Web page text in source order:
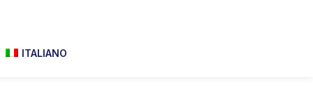
ITALIANO